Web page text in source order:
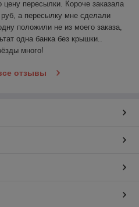
пересылки. Короче заказала
а пересылку мне сделали
положили не из моего заказа,
одна банка без крышки..
много!
отзывы